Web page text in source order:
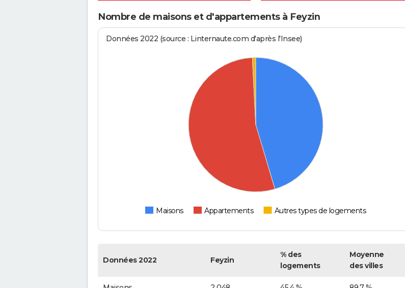
Nombre de maisons et d'appartements à Feyzin
Données 2022 (source : Linternaute.com d'après l'Insee)
Maisons Appartements Autres types de logements
Données 2022 Feyzin
% des
logements
Moyenne
des villes